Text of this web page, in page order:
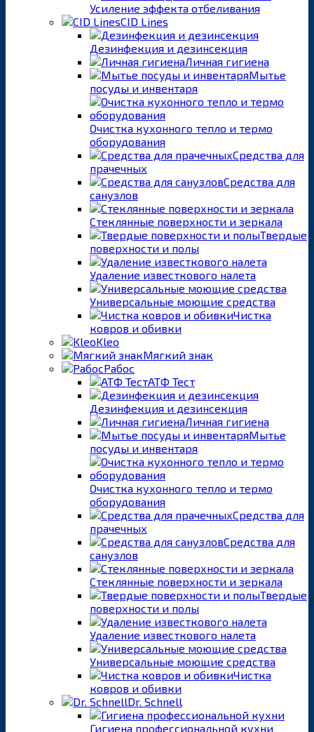
Усиление эффекта отбеливания
CID Lines
Дезинфекция и дезинсекция
Личная гигиена
Мытье
посуды и инвентаря
Очистка кухонного тепло и термо
оборудования
Средства для
прачечных
Средства для
санузлов
Стеклянные поверхности и зеркала
Твердые
поверхности и полы
Удаление известкового налета
Универсальные моющие средства
Чистка
ковров и обивки
Kleo
Мягкий знак
Рабос
АТФ Тест
Дезинфекция и дезинсекция
Личная гигиена
Мытье
посуды и инвентаря
Очистка кухонного тепло и термо
оборудования
Средства для
прачечных
Средства для
санузлов
Стеклянные поверхности и зеркала
Твердые
поверхности и полы
Удаление известкового налета
Универсальные моющие средства
Чистка
ковров и обивки
Dr. Schnell
Гигиена профессиональной кухни